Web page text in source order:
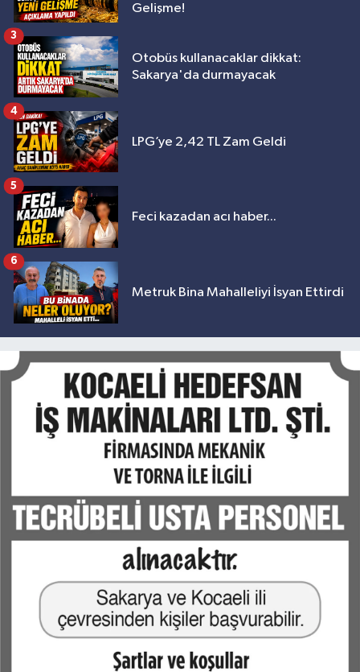
Gelişme!
Otobüs kullanacaklar dikkat:
Sakarya'da durmayacak
3
LPG’ye 2,42 TL Zam Geldi
4
Feci kazadan acı haber...
5
Metruk Bina Mahalleliyi İsyan Ettirdi
6